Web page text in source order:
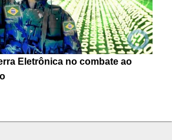
Eletrônica no combate ao